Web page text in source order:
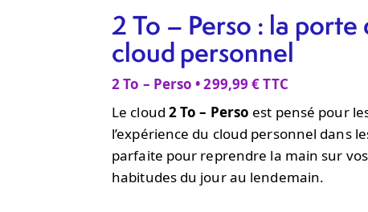
2 To – Perso : la porte
cloud personnel
2 To – Perso • 299,99 € TTC
Le cloud 2 To – Perso est pensé pour
l’expérience du cloud personnel dans
parfaite pour reprendre la main sur
habitudes du jour au lendemain.